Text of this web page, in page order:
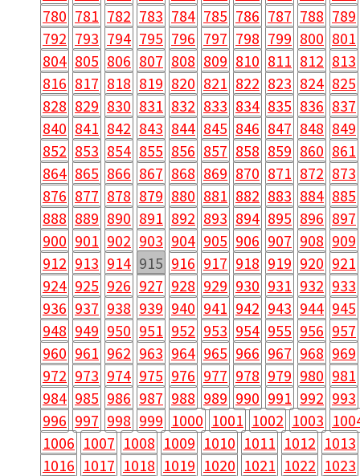
780 781 782 783 784 785 786 787 788 789
792 793 794 795 796 797 798 799 800 801
804 805 806 807 808 809 810 811 812 813
816 817 818 819 820 821 822 823 824 825
828 829 830 831 832 833 834 835 836 837
840 841 842 843 844 845 846 847 848 849
852 853 854 855 856 857 858 859 860 861
864 865 866 867 868 869 870 871 872 873
876 877 878 879 880 881 882 883 884 885
888 889 890 891 892 893 894 895 896 897
900 901 902 903 904 905 906 907 908 909
912 913 914 915 916 917 918 919 920 921
924 925 926 927 928 929 930 931 932 933
936 937 938 939 940 941 942 943 944 945
948 949 950 951 952 953 954 955 956 957
960 961 962 963 964 965 966 967 968 969
972 973 974 975 976 977 978 979 980 981
984 985 986 987 988 989 990 991 992 993
996 997 998 999 1000 1001 1002 1003
1006 1007 1008 1009 1010 1011 1012 1013
1016 1017 1018 1019 1020 1021 1022 1023